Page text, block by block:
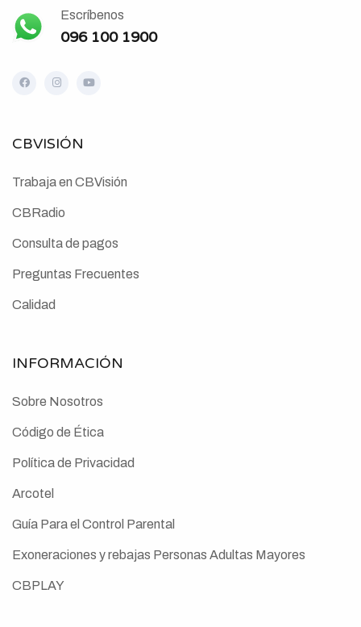
Escríbenos
096 100 1900
CBVISIÓN
Trabaja en CBVisión
CBRadio
Consulta de pagos
Preguntas Frecuentes
Calidad
INFORMACIÓN
Sobre Nosotros
Código de Ética
Política de Privacidad
Arcotel
Guía Para el Control Parental
Exoneraciones y rebajas Personas Adultas Mayores
CBPLAY